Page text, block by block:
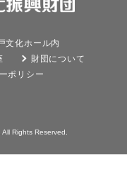
文化ホール内
財団について
ポリシー
Rights Reserved.